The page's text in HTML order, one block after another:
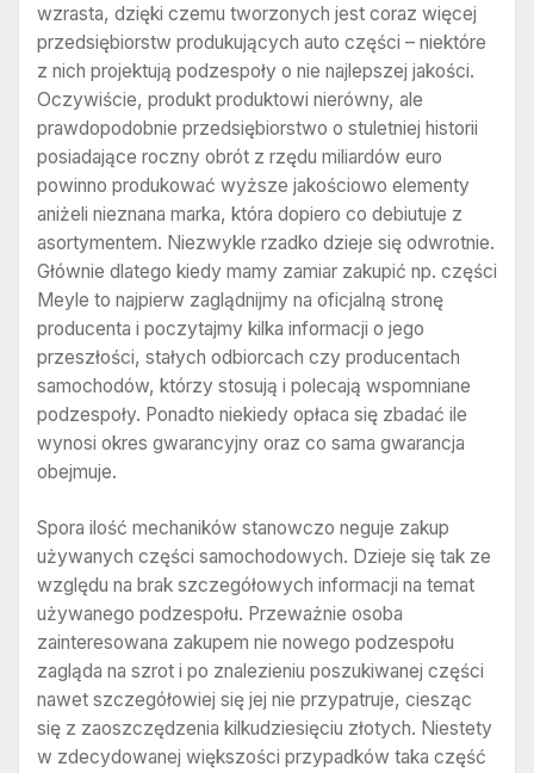
wzrasta, dzięki czemu tworzonych jest coraz więcej
przedsiębiorstw produkujących auto części – niektóre
z nich projektują podzespoły o nie najlepszej jakości.
Oczywiście, produkt produktowi nierówny, ale
prawdopodobnie przedsiębiorstwo o stuletniej historii
posiadające roczny obrót z rzędu miliardów euro
powinno produkować wyższe jakościowo elementy
aniżeli nieznana marka, która dopiero co debiutuje z
asortymentem. Niezwykle rzadko dzieje się odwrotnie.
Głównie dlatego kiedy mamy zamiar zakupić np. części
Meyle to najpierw zaglądnijmy na oficjalną stronę
producenta i poczytajmy kilka informacji o jego
przeszłości, stałych odbiorcach czy producentach
samochodów, którzy stosują i polecają wspomniane
podzespoły. Ponadto niekiedy opłaca się zbadać ile
wynosi okres gwarancyjny oraz co sama gwarancja
obejmuje.
Spora ilość mechaników stanowczo neguje zakup
używanych części samochodowych. Dzieje się tak ze
względu na brak szczegółowych informacji na temat
używanego podzespołu. Przeważnie osoba
zainteresowana zakupem nie nowego podzespołu
zagląda na szrot i po znalezieniu poszukiwanej części
nawet szczegółowiej się jej nie przypatruje, ciesząc
się z zaoszczędzenia kilkudziesięciu złotych. Niestety
w zdecydowanej większości przypadków taka część